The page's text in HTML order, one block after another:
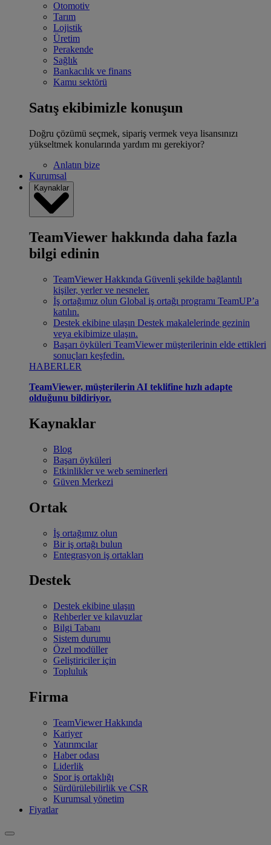
Otomotiv
Tarım
Lojistik
Üretim
Perakende
Sağlık
Bankacılık ve finans
Kamu sektörü
Satış ekibimizle konuşun
Doğru çözümü seçmek, sipariş vermek veya lisansınızı
yükseltmek konularında yardım mı gerekiyor?
Anlatın bize
Kurumsal
Kaynaklar
TeamViewer hakkında daha fazla
bilgi edinin
TeamViewer Hakkında Güvenli şekilde bağlantılı
kişiler, yerler ve nesneler.
İş ortağımız olun Global iş ortağı programı TeamUP’a
katılın.
Destek ekibine ulaşın Destek makalelerinde gezinin
veya ekibimize ulaşın.
Başarı öyküleri TeamViewer müşterilerinin elde ettikleri
sonuçları keşfedin.
HABERLER
TeamViewer, müşterilerin AI teklifine hızlı adapte
olduğunu bildiriyor.
Kaynaklar
Blog
Başarı öyküleri
Etkinlikler ve web seminerleri
Güven Merkezi
Ortak
İş ortağımız olun
Bir iş ortağı bulun
Entegrasyon iş ortakları
Destek
Destek ekibine ulaşın
Rehberler ve kılavuzlar
Bilgi Tabanı
Sistem durumu
Özel modüller
Geliştiriciler için
Topluluk
Firma
TeamViewer Hakkında
Kariyer
Yatırımcılar
Haber odası
Liderlik
Spor iş ortaklığı
Sürdürülebilirlik ve CSR
Kurumsal yönetim
Fiyatlar